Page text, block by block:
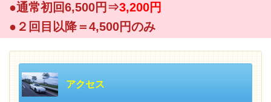
●通常初回6,500円⇒3,200円
●２回目以降＝4,500円のみ
アクセス